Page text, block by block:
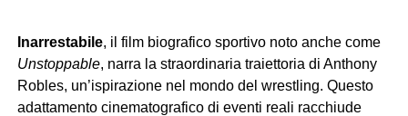
Inarrestabile, il film biografico sportivo noto anche come
Unstoppable, narra la straordinaria traiettoria di Anthony
Robles, un’ispirazione nel mondo del wrestling. Questo
adattamento cinematografico di eventi reali racchiude